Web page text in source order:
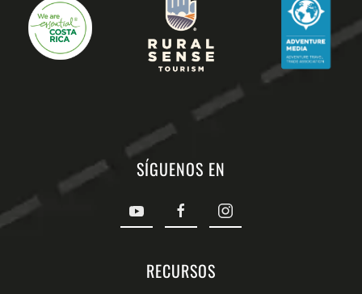
SÍGUENOS EN
RECURSOS